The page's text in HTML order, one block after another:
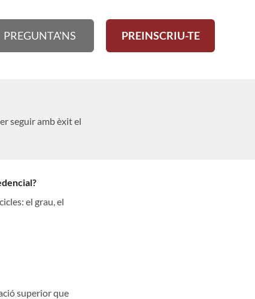
PREGUNTA'NS PREINSCRIU-TE
seguir amb èxit el
el grau, el
superior que